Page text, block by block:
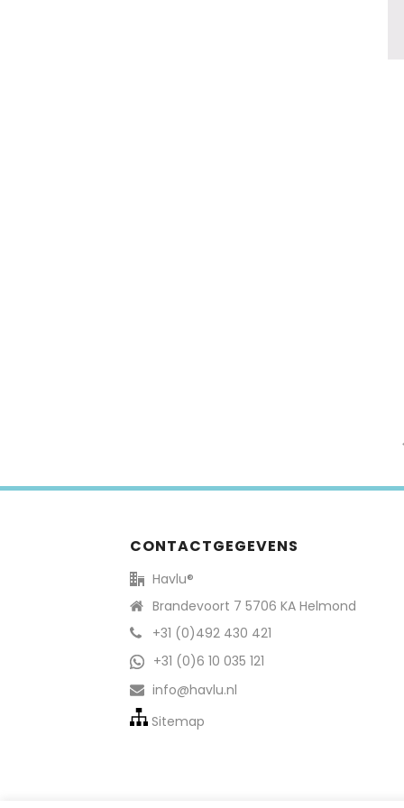
CONTACTGEGEVENS
Havlu®
Brandevoort 7 5706 KA Helmond
+31 (0)492 430 421
+31 (0)6 10 035 121
info@havlu.nl
Sitemap